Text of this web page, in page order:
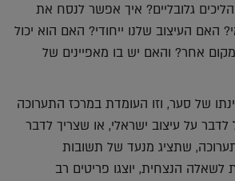
גלובליים? איך אפשר לנסח את
האם העיצוב שלנו ייחודי? האם הוא יכול
אחר? והאם יש בו מאפיינים של
של סער, וזו העומדת במרכז התערוכה
על עיצוב ישראלי, או שצריך לדבר
שתציג מנעד של תשובות
לשאלה הנצחית, יוצגו פריטים רב